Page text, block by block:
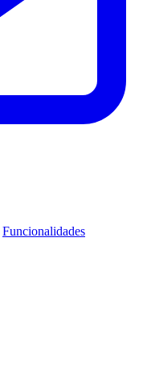
Funcionalidades